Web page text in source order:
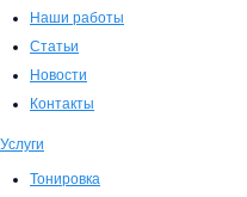
Наши работы
Статьи
Новости
Контакты
Услуги
Тонировка